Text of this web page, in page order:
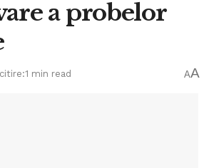
a probelor
min read AA